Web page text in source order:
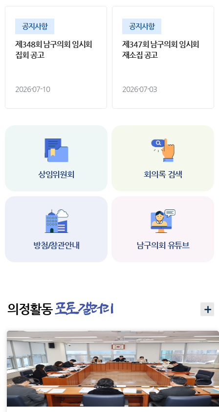
공지사항
제348회 남구의회 임시회
집회 공고
2026-07-10
공지사항
제347회 남구의회 임시회
재소집 공고
2026-07-03
상임위원회 회의록 검색
방첨/참관안내 남구의회 유튜브
의정활동